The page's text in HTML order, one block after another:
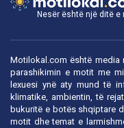
Nesër është një ditë e
Motilokal.com është media
parashikimin e motit me
lexuesi ynë aty mund të
klimatike, ambientin, të
bukuritë e botës shqiptare
motit dhe temat e